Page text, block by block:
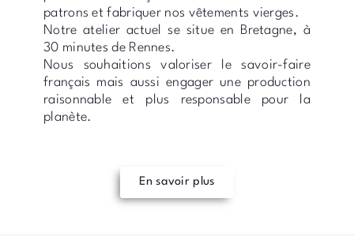
patrons et fabriquer nos vêtements vierges.
Notre atelier actuel se situe en Bretagne, à
30 minutes de Rennes.
Nous souhaitions valoriser le savoir-faire
français mais aussi engager une production
raisonnable et plus responsable pour la
planète.
En savoir plus